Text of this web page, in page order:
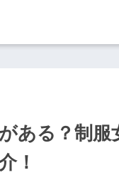
ある？制服
！